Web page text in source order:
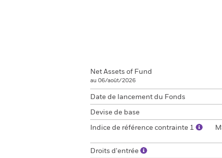
Net Assets of Fund
au 06/août/2026
Date de lancement du Fonds
Devise de base
Indice de référence contrainte 1
Droits d'entrée